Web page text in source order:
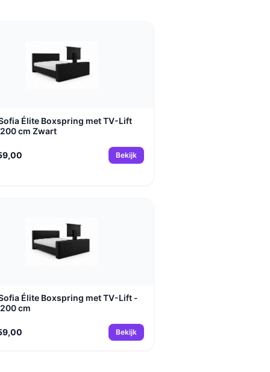
Élite Boxspring met TV-Lift
cm Zwart
Bekijk
Élite Boxspring met TV-Lift -
cm
Bekijk